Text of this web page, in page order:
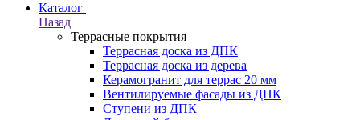
Каталог
Назад
Террасные покрытия
Террасная доска из ДПК
Террасная доска из дерева
Керамогранит для террас 20 мм
Вентилируемые фасады из ДПК
Ступени из ДПК